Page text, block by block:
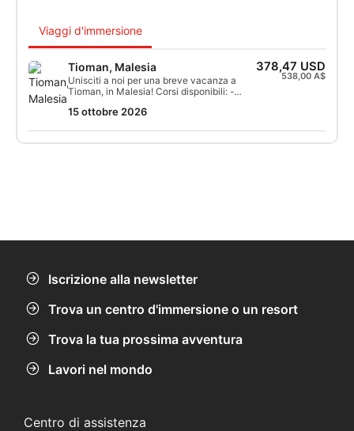
Viaggi d'immersione
Tioman, Malesia
Unisciti a noi per una breve vacanza a
Tioman, in Malesia! Corsi disponibili: -
Wreck/Advanced Wreck - Diver Stress &
15 ottobre 2026
378,47 USD
538,00 A$
Iscrizione alla newsletter
Trova un centro d'immersione o un resort
Trova la tua prossima avventura
Lavori nel mondo
Centro di assistenza